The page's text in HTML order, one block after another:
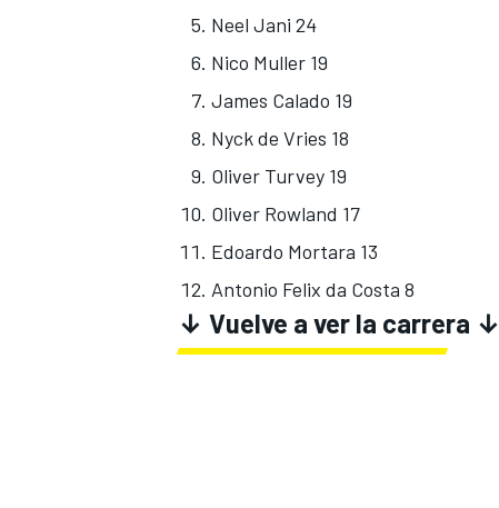
Neel Jani 24
Nico Muller 19
James Calado 19
Nyck de Vries 18
Oliver Turvey 19
Oliver Rowland 17
Edoardo Mortara 13
Antonio Felix da Costa 8
↓ Vuelve a ver la carrera ↓